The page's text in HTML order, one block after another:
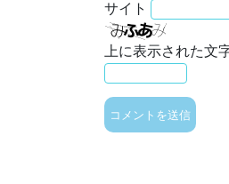
サイト
上に表示された文